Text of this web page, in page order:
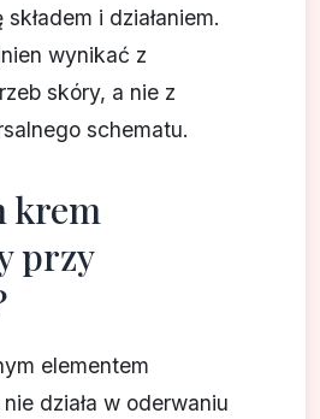
i działaniem.
wynikać z
skóry, a nie z
schematu.
krem
przy
elementem
działa w oderwaniu